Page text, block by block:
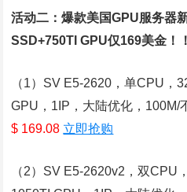
活动二：爆款美国GPU服务器
SSD+750TI GPU仅169美金！
（1）SV E5-2620，单CPU，
GPU，1IP，大陆优化，100M/
$ 169.08 立即抢购
（2）SV E5-2620v2，双CPU